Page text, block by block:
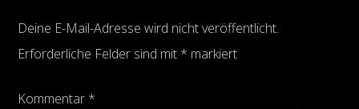
Deine E-Mail-Adresse wird nicht veröffentlicht.
Erforderliche Felder sind mit * markiert
Kommentar *